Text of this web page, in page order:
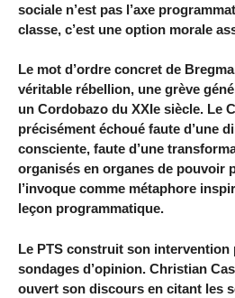
sociale n’est pas l’axe
classe, c’est une option morale
Le mot d’ordre concret de
véritable rébellion, une grève
un Cordobazo du XXIe siècle. Le
précisément échoué faute d’une
consciente, faute d’une
organisés en organes de pouvoir
l’invoque comme métaphore
leçon programmatique.
Le PTS construit son
sondages d’opinion. Christian
ouvert son discours en citant les